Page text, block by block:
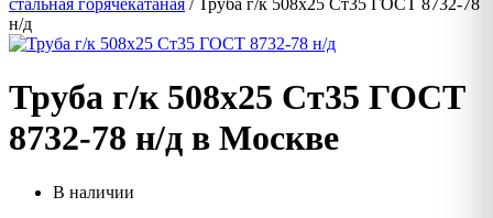
стальная горячекатаная / Труба г/к 508х25 Ст35 ГОСТ 8732-78
н/д
Труба г/к 508х25 Ст35 ГОСТ
8732-78 н/д в Москве
В наличии